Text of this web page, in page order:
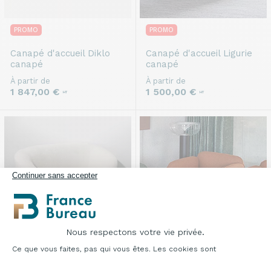
Continuer sans accepter
Nous respectons votre vie privée.
Plateforme de Gestion du Consentement :
Ce que vous faites, pas qui vous êtes. Les cookies sont
PROMO
Canapé d'accueilDiklo
canapé
À partir de
1 847,00 € HT
PROMO
Canapé d'accueilLigurie
canapé
À partir de
1 500,00 € HT